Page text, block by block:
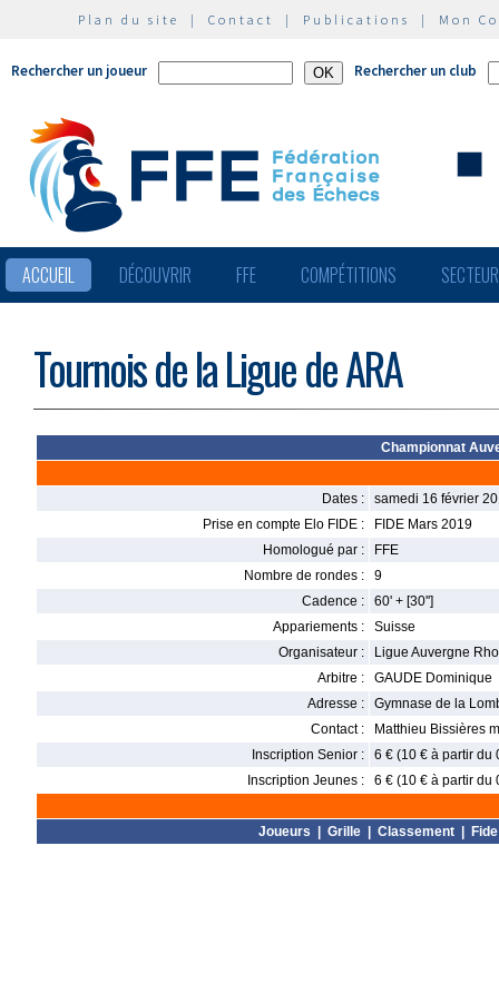
Plan du site | Contact | Publications | Mon
Rechercher un joueur Rechercher un club
ACCUEIL DÉCOUVRIR FFE COMPÉTITIONS
Tournois de la Ligue de ARA
Championnat
Dates :
samedi 16 février
Prise en compte Elo FIDE :
FIDE Mars 2019
Homologué par :
FFE
Nombre de rondes :
9
Cadence :
60' + [30'']
Appariements :
Suisse
Organisateur :
Ligue Auvergne
Arbitre :
GAUDE Dominique
Adresse :
Gymnase de la
Contact :
Matthieu Bissières
Inscription Senior :
6 € (10 € à partir du
Inscription Jeunes :
6 € (10 € à partir du
Joueurs Grille Classement Fide